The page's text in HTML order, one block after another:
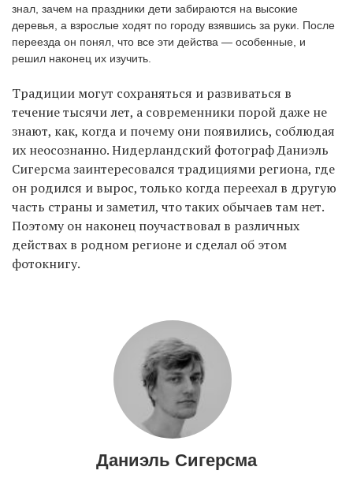
знал, зачем на праздники дети забираются на высокие
деревья, а взрослые ходят по городу взявшись за руки. После
переезда он понял, что все эти действа — особенные, и
решил наконец их изучить.
Традиции могут сохраняться и развиваться в
течение тысячи лет, а современники порой даже не
знают, как, когда и почему они появились, соблюдая
их неосознанно. Нидерландский фотограф Даниэль
Сигерсма заинтересовался традициями региона, где
он родился и вырос, только когда переехал в другую
часть страны и заметил, что таких обычаев там нет.
Поэтому он наконец поучаствовал в различных
действах в родном регионе и сделал об этом
фотокнигу.
Даниэль Сигерсма